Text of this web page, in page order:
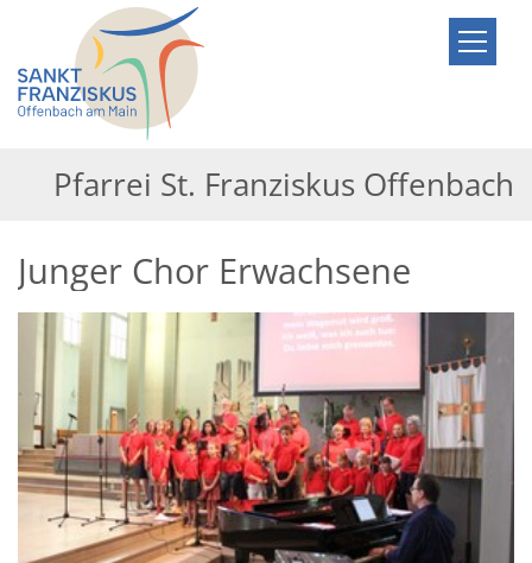
Zum Inhalt springen
Pfarrei St. Franziskus Offenbach
Junger Chor Erwachsene